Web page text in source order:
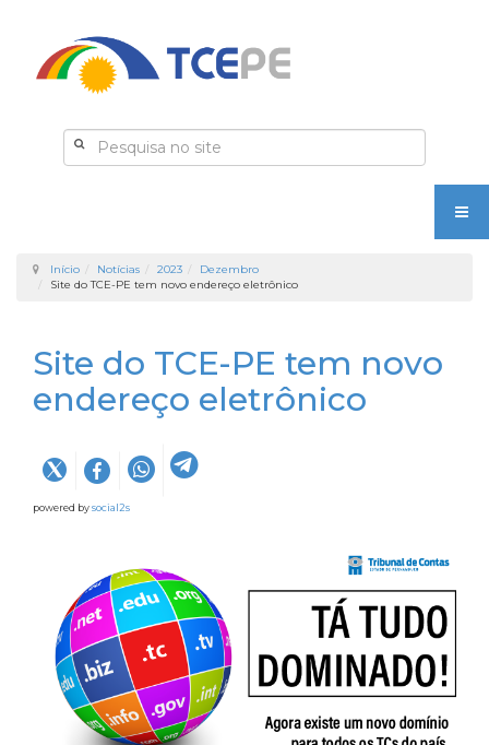
Início Notícias 2023
Dezembro
Site do TCE-PE tem novo endereço eletrônico
Site do TCE-PE tem novo
endereço eletrônico
powered bysocial2s